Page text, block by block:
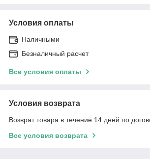
Условия оплаты
Наличными
Безналичный расчет
Все условия оплаты
Условия возврата
Возврат товара в течение 14 дней по
Все условия возврата